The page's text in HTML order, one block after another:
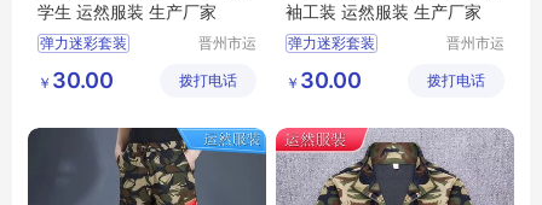
学生 运然服装 生产厂家
弹力迷彩套装
迷彩套装女款
迷彩套装
晋州市运
工厂
￥ 30.00 拨打电话
袖工装 运然服装 生产厂家
弹力迷彩套装
夏款弹力针织男女套装
迷彩工作服男套装
晋州市运
工厂
￥ 30.00 拨打电话